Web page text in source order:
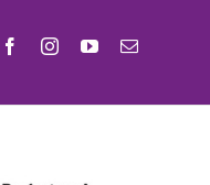
FacebookInstagramYouTubeCorreo